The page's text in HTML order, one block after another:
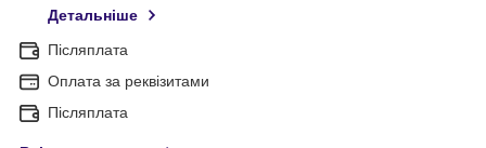
Детальніше
Післяплата
Оплата за реквізитами
Післяплата